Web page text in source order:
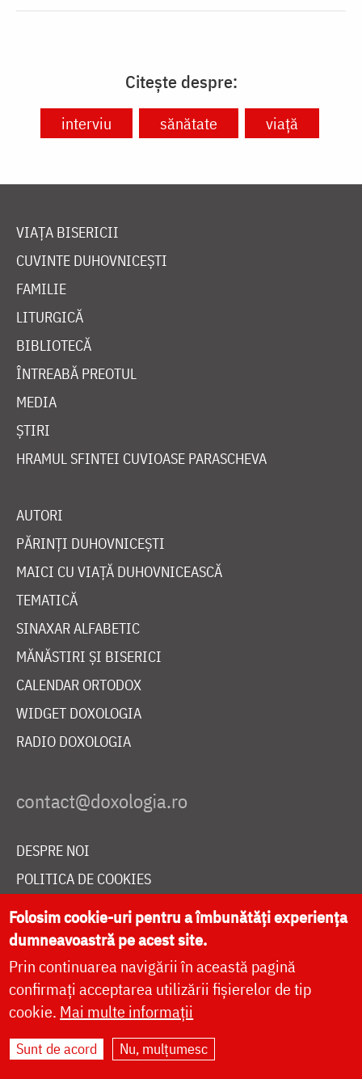
Citește despre:
interviu sănătate viață
VIAȚA BISERICII
CUVINTE DUHOVNICEȘTI
FAMILIE
LITURGICĂ
BIBLIOTECĂ
ÎNTREABĂ PREOTUL
MEDIA
ȘTIRI
HRAMUL SFINTEI CUVIOASE PARASCHEVA
AUTORI
PĂRINȚI DUHOVNICEȘTI
MAICI CU VIAȚĂ DUHOVNICEASCĂ
TEMATICĂ
SINAXAR ALFABETIC
MĂNĂSTIRI ȘI BISERICI
CALENDAR ORTODOX
WIDGET DOXOLOGIA
RADIO DOXOLOGIA
DESPRE NOI
POLITICA DE COOKIES
DONEAZĂ ONLINE PENTRU CATEDRALA NAȚIONALĂ
LIVE
Site dezvoltat deDOXOLOGIA MEDIA
Arhiepiscopia Iașilor | ©
Folosim cookie-uri pentru a îmbunătăți experiența
dumneavoastră pe acest site.
Prin continuarea navigării în această pagină
confirmați acceptarea utilizării fișierelor de tip
cookie. Mai multe informații
Sunt de acord Nu, mulțumesc